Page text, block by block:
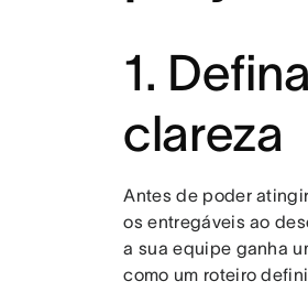
1.
clareza
Antes de poder
os entregáveis ao
a sua equipe ganha
como um roteiro